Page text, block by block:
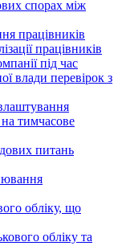
спорах між
працівників
працівників
під час
влади перевірок з
тимчасове
питань
обліку, що
обліку та